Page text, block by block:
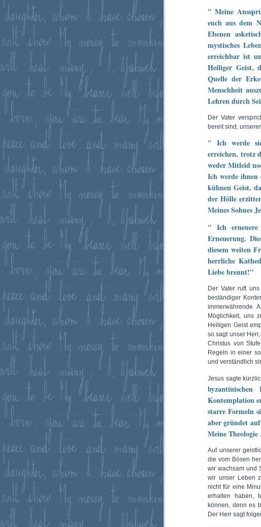
" Meine
euch aus dem
Ebenen
mystisches
erreichbar ist
Heiliger Geist,
Quelle der
Menschheit
Lehren durch
Der Vater
bereit sind,
" Ich werde
erreichen, trotz
weder Mitleid
Ich werde ihnen
kühnen Geist,
der Hölle
Meines Sohnes
" Ich
Erneuerung.
diesem weiten
herrliche
Liebe brennt!"
Der Vater ruft
beständiger
immerwährende
Möglichkeit, uns
Heiligen Geist
so sagt unser
Christus von
Regeln in einer
und verständlich
Jesus sagte
Kontemplation
starre Formeln
aber gründet
Meine
Auf unserer
die vom Bösen
wir wachsam und
wir unser Leben
nicht für eine
erhalten haben,
können, denn es
Der Herr sagt